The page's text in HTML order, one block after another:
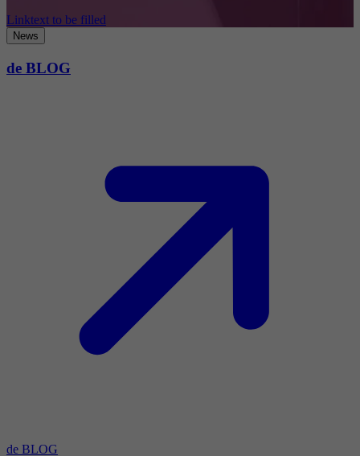
Linktext to be filled
News
de BLOG
de BLOG